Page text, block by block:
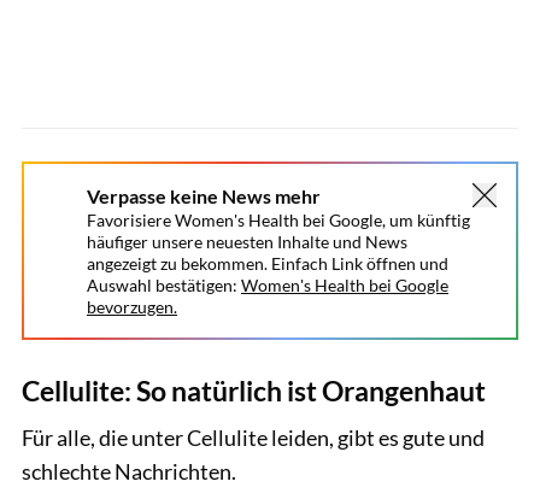
Verpasse keine News mehr
Favorisiere Women's Health bei Google, um künftig
häufiger unsere neuesten Inhalte und News
angezeigt zu bekommen. Einfach Link öffnen und
Auswahl bestätigen: Women's Health bei Google
bevorzugen.
Cellulite: So natürlich ist Orangenhaut
Für alle, die unter Cellulite leiden, gibt es gute und
schlechte Nachrichten.